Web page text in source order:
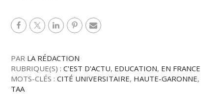
PAR LA RÉDACTION
RUBRIQUE(S) :C'EST D'ACTU, EDUCATION, EN FRANCE
MOTS-CLÉS :CITÉ UNIVERSITAIRE, HAUTE-GARONNE,
TAA